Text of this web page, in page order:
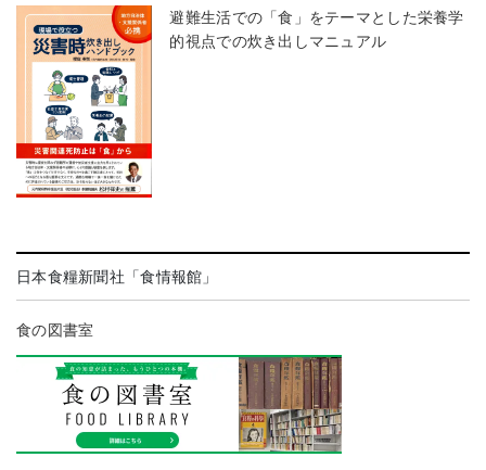
避難生活での「食」をテーマとした栄養学
的視点での炊き出しマニュアル
日本食糧新聞社「食情報館」
食の図書室